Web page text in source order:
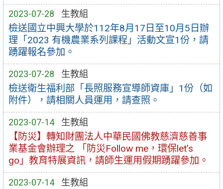
2023-07-28 生教組
檢送國立中興大學於112年8月17日至10月5日辦
理「2023 有機農業系列課程」活動文宣1份，請
踴躍報名參加。
2023-07-28 生教組
檢送衛生福利部「長照服務宣導師資庫」1份（如
附件），請相關人員運用，請查照。
2023-07-14 生教組
【防災】轉知財團法人中華民國佛教慈濟慈善事
業基金會辦理之 「防災Follow me，環保let’s
go」教育特展資訊，請師生運用假期踴躍參加。
2023-07-14 生教組